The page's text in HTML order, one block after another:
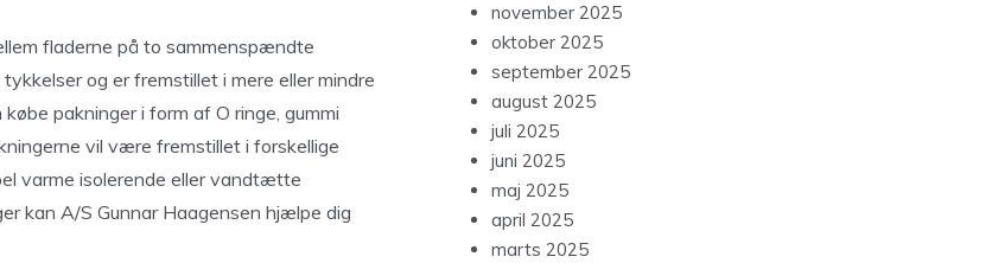
fladerne på to sammenspændte
og er fremstillet i mere eller mindre
pakninger i form af O ringe, gummi
vil være fremstillet i forskellige
varme isolerende eller vandtætte
kan A/S Gunnar Haagensen hjælpe dig
november 2025
oktober 2025
september 2025
august 2025
juli 2025
juni 2025
maj 2025
april 2025
marts 2025